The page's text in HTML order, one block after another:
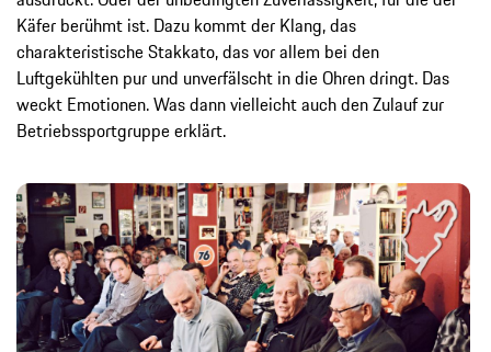
Käfer berühmt ist. Dazu kommt der Klang, das
charakteristische Stakkato, das vor allem bei den
Luftgekühlten pur und unverfälscht in die Ohren dringt. Das
weckt Emotionen. Was dann vielleicht auch den Zulauf zur
Betriebssportgruppe erklärt.